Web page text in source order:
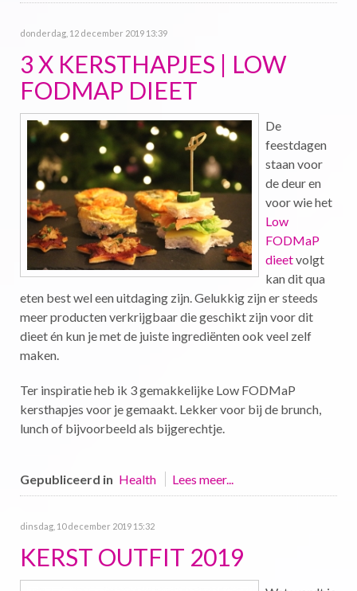
donderdag, 12 december 2019 13:39
3 X KERSTHAPJES | LOW
FODMAP DIEET
De
feestdagen
staan voor
de deur en
voor wie het
Low
FODMaP
dieetvolgt
kan dit qua
eten best wel een uitdaging zijn. Gelukkig zijn er steeds
meer producten verkrijgbaar die geschikt zijn voor dit
dieet én kun je met de juiste ingrediënten ook veel zelf
maken.
Ter inspiratie heb ik 3 gemakkelijke Low FODMaP
kersthapjes voor je gemaakt. Lekker voor bij de brunch,
lunch of bijvoorbeeld als bijgerechtje.
Gepubliceerd in Health Lees meer...
dinsdag, 10 december 2019 15:32
KERST OUTFIT 2019